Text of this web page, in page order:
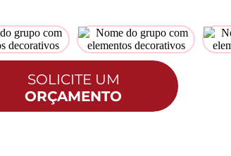
SOLICITE UM
ORÇAMENTO